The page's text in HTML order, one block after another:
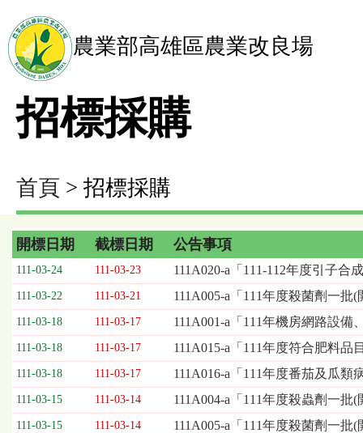
農業部高雄區農業改良場
招標採購
首頁 > 招標採購
招
標
採
購
列
表，
欄
位
依
序
開標日期 截標日期 公告事項
111-03-24 111-03-23 111A020-a「111-112年度引子合
111-03-22 111-03-21 111A005-a「111年度殺菌劑一批
111-03-18 111-03-17 111A001-a「111年機房網路設
111-03-18 111-03-17 111A015-a「111年度符合肥料
111-03-18 111-03-17 111A016-a「111年度番茄及瓜
111-03-15 111-03-14 111A004-a「111年度殺蟲劑一批
111-03-15 111-03-14 111A005-a「111年度殺菌劑一批